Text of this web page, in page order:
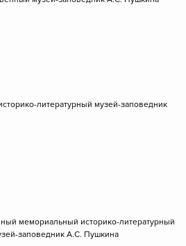
литературный музей-заповедник
мемориальный историко-литературный
заповедник А.С. Пушкина